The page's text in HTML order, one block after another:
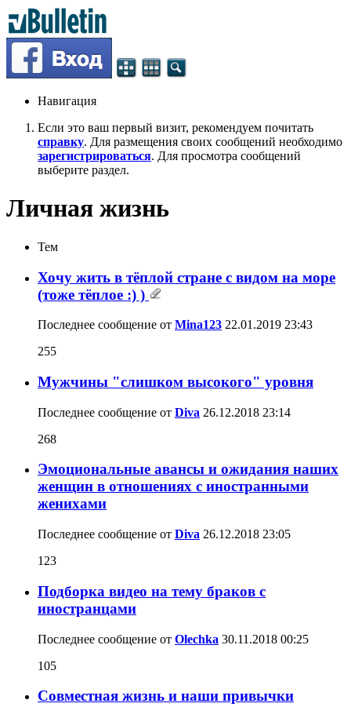
Навигация
Если это ваш первый визит, рекомендуем почитать
справку. Для размещения своих сообщений необходимо
зарегистрироваться. Для просмотра сообщений
выберите раздел.
Личная жизнь
Тем
Хочу жить в тёплой стране с видом на море
(тоже тёплое :) )
Последнее сообщение от Mina123 22.01.2019 23:43
255
Мужчины "слишком высокого" уровня
Последнее сообщение от Diva 26.12.2018 23:14
268
Эмоциональные авансы и ожидания наших
женщин в отношениях с иностранными
женихами
Последнее сообщение от Diva 26.12.2018 23:05
123
Подборка видео на тему браков с
иностранцами
Последнее сообщение от Olechka 30.11.2018 00:25
105
Совместная жизнь и наши привычки